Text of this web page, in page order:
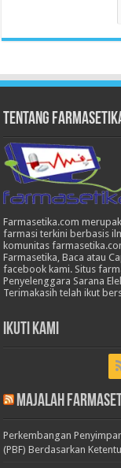
Tentang
Farmasetika.com
farmasi terkini berbasis
komunitas
Farmasetika, Baca atau
facebook kami. Situs
Penyelenggara Sarana
Terimakasih telah ikut
Ikuti Kami
Majalah
Perkembangan
(PBF) Berdasarkan